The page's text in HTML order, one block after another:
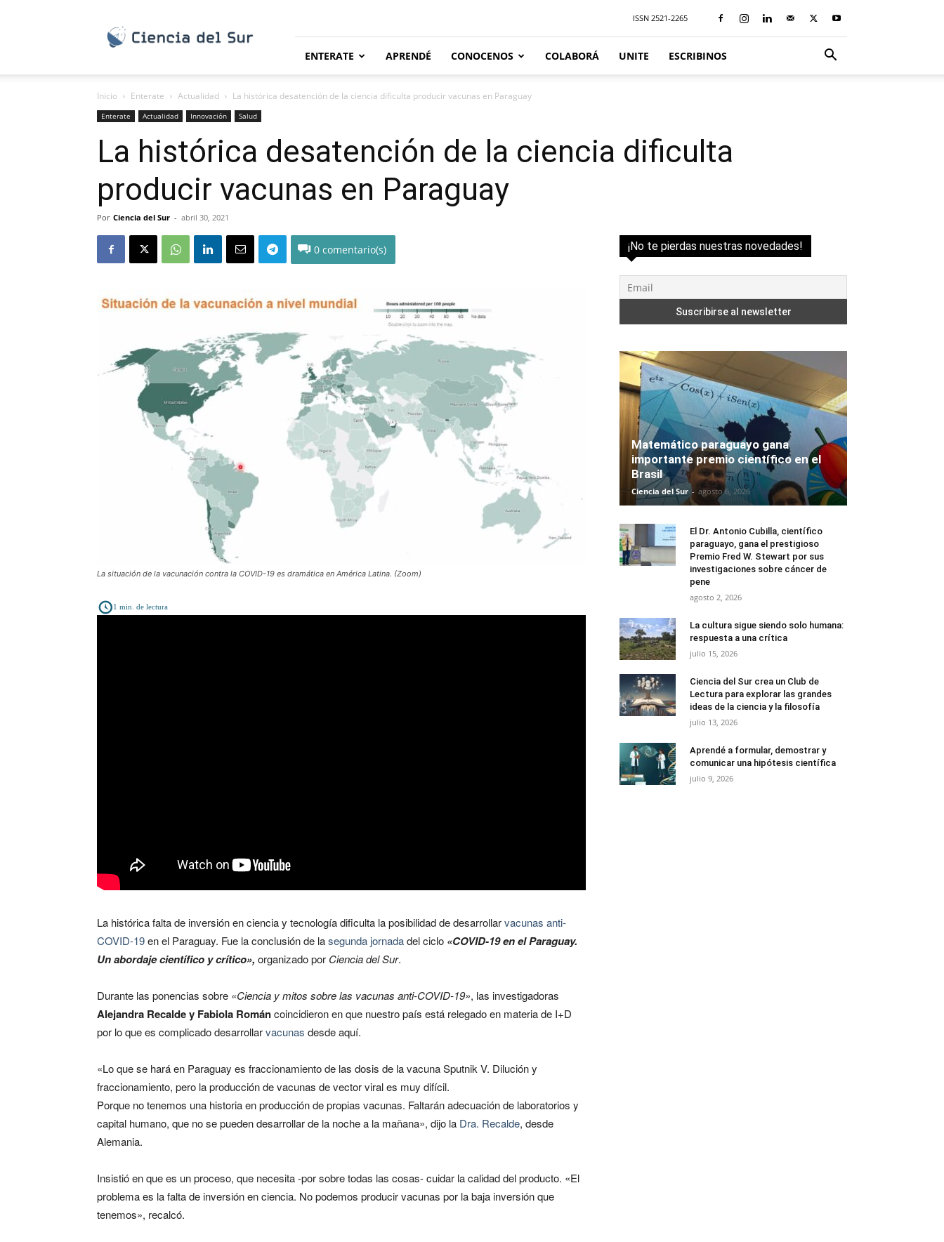
Sur
ISSN 2521-2265
ENTERATE APRENDÉ CONOCENOS COLABORÁ UNITE ESCRIBINOS
Inicio Enterate Actualidad La histórica desatención de la ciencia dificulta producir vacunas en Paraguay
Enterate Actualidad Innovación Salud
La histórica desatención de la ciencia dificulta
producir vacunas en Paraguay
Por Ciencia del Sur - abril 30, 2021
0
La situación de la vacunación contra la COVID-19 es dramática en América Latina. (Zoom)
1 min. de lectura
La histórica falta de inversión en ciencia y tecnología dificulta la posibilidad de desarrollarvacunas anti-
COVID-19en el Paraguay. Fue la conclusión de lasegunda jornadadel ciclo «COVID-19 en el Paraguay.
Un abordaje científico y crítico», organizado por Ciencia del Sur.
Durante las ponencias sobre «Ciencia y mitos sobre las vacunas anti-COVID-19», las investigadoras
Alejandra Recalde y Fabiola Románcoincidieron en que nuestro país está relegado en materia de I+D
por lo que es complicado desarrollarvacunas desde aquí.
«Lo que se hará en Paraguay es fraccionamiento de las dosis de la vacuna Sputnik V. Dilución y
fraccionamiento, pero la producción de vacunas de vector viral es muy difícil.
Porque no tenemos una historia en producción de propias vacunas. Faltarán adecuación de laboratorios y
capital humano, que no se pueden desarrollar de la noche a la mañana», dijo la Dra. Recalde, desde
Alemania.
Insistió en que es un proceso, que necesita -por sobre todas las cosas- cuidar la calidad del producto. «El
problema es la falta de inversión en ciencia. No podemos producir vacunas por la baja inversión que
tenemos», recalcó.
¡No te pierdas nuestras novedades!
Matemático paraguayo gana
importante premio científico en el
Brasil
Ciencia del Sur - agosto 6, 2026
El Dr. Antonio Cubilla, científico
paraguayo, gana el prestigioso
Premio Fred W. Stewart por sus
investigaciones sobre cáncer de
pene
agosto 2, 2026
La cultura sigue siendo solo humana:
respuesta a una crítica
julio 15, 2026
Ciencia del Sur crea un Club de
Lectura para explorar las grandes
ideas de la ciencia y la filosofía
julio 13, 2026
Aprendé a formular, demostrar y
comunicar una hipótesis científica
julio 9, 2026